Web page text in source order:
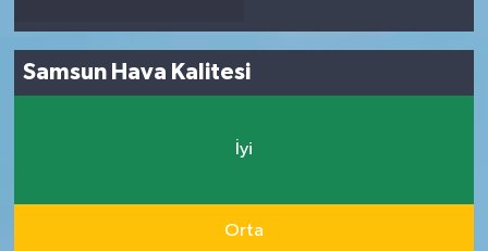
Samsun Hava Kalitesi
İyi
Orta